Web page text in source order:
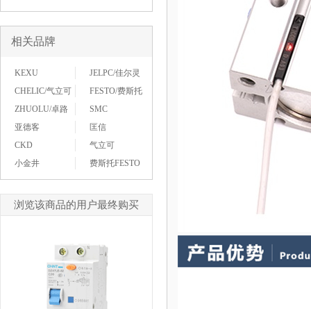
相关品牌
KEXU
JELPC/佳尔灵
CHELIC/气立可
FESTO/费斯托
ZHUOLU/卓路
SMC
亚德客
匡信
CKD
气立可
小金井
费斯托FESTO
浏览该商品的用户最终购买